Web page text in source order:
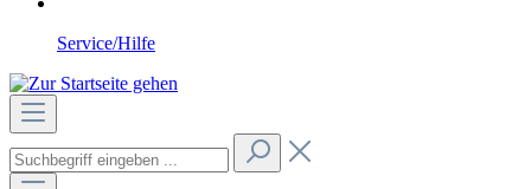
Service/Hilfe